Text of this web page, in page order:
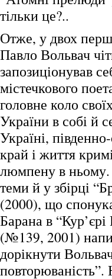
тільки це?..
Отже, у двох
Павло Вольвач
запозиціонував
містечкового
головне коло
України в собі й
Україні,
край і життя
люмпену в ньому.
теми й у збірці
(2000), що
Барана в
(№139, 2001)
дорікнути
повторюваність”.